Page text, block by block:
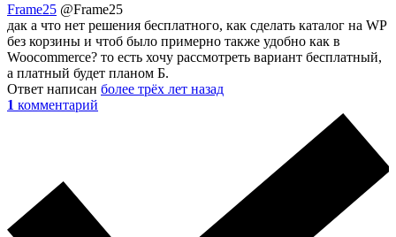
Frame25 @Frame25
дак а что нет решения бесплатного, как сделать каталог на WP
без корзины и чтоб было примерно также удобно как в
Woocommerce? то есть хочу рассмотреть вариант бесплатный,
а платный будет планом Б.
Ответ написан более трёх лет назад
1 комментарий